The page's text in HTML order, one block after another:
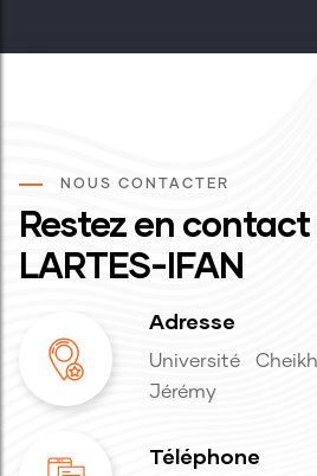
NOUS CONTACTER
Restez en
LARTES-IFAN
Adresse
Université
Jérémy
Téléphone